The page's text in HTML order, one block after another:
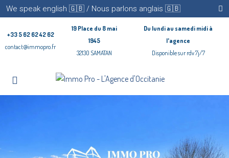
We speak english 🇬🇧 / Nous parlons anglais 🇬🇧
+33 5 62 62 42 62
contact@immopro.fr
19 Place du 8 mai
1945
32130 SAMATAN
Du lundi au samedi midi à
l'agence
Disponible sur rdv 7j/7